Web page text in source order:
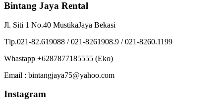
Bintang Jaya Rental
Jl. Siti 1 No.40 MustikaJaya Bekasi
Tlp.021-82.619088 / 021-8261908.9 / 021-8260.1199
Whastapp +6287877185555 (Eko)
Email : bintangjaya75@yahoo.com
Instagram